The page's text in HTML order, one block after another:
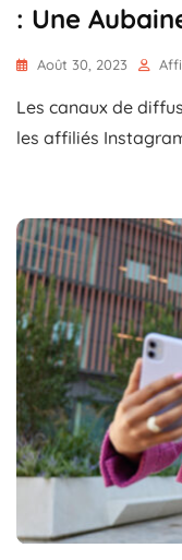
: Une
Août 30, 2023
Les canaux de
les affiliés